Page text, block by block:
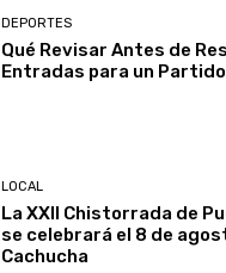
DEPORTES
Qué Revisar Antes de
Entradas para un
LOCAL
La XXII Chistorrada de
se celebrará el 8 de
Cachucha